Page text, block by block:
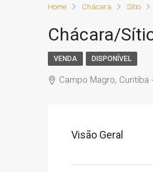
Home Chácara Sítio
Chácara/
VENDA DISPONÍVEL
Campo Magro, Curitiba
Visão Geral